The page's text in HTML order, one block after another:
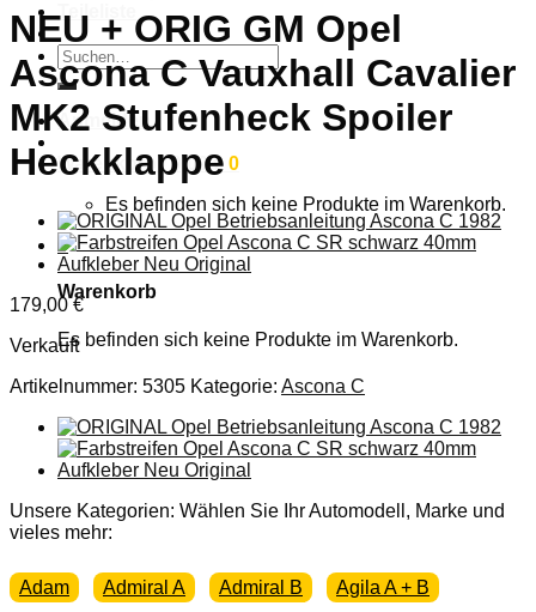
Teileliste
Suchen
nach:
Anmelden
Warenkorb /0,00€ 0
Es befinden sich keine Produkte im Warenkorb.
0
Warenkorb
Es befinden sich keine Produkte im Warenkorb.
NEU + ORIG GM Opel
Ascona C Vauxhall Cavalier
MK2 Stufenheck Spoiler
Heckklappe
179,00€
Verkauft
Artikelnummer: 5305 Kategorie: Ascona C
Unsere Kategorien: Wählen Sie Ihr Automodell, Marke und
vieles mehr:
Adam Admiral A Admiral B Agila A + B